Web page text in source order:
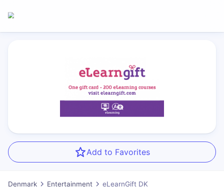
Add to Favorites
Denmark Entertainment eLearnGift DK